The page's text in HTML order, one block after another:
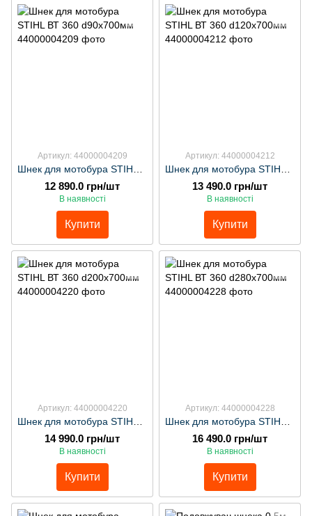
Артикул: 44000004209
12 890.0 грн/шт
В наявності
Купити
Артикул: 44000004212
13 490.0 грн/шт
В наявності
Купити
Артикул: 44000004220
14 990.0 грн/шт
В наявності
Купити
Артикул: 44000004228
16 490.0 грн/шт
В наявності
Купити